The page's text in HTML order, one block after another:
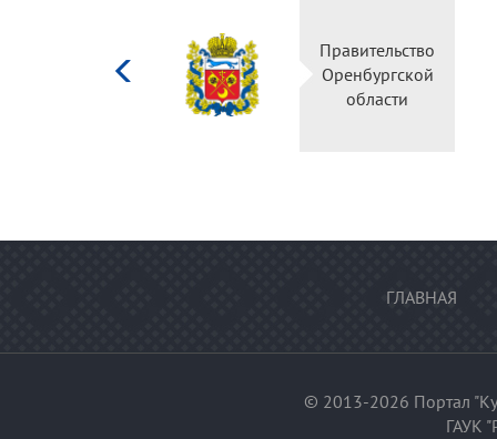
Правительство
Оренбургской
области
ГЛАВНАЯ
© 2013-2026 Портал
ГАУК